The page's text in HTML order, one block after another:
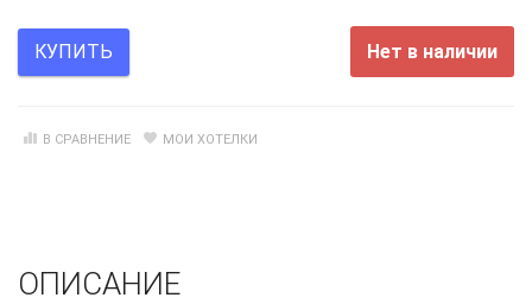
КУПИТЬ Нет в наличии
В СРАВНЕНИЕ МОИ ХОТЕЛКИ
ОПИСАНИЕ